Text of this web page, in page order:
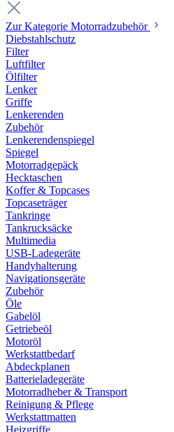
Zur Kategorie Motorradzubehör
Diebstahlschutz
Filter
Luftfilter
Ölfilter
Lenker
Griffe
Lenkerenden
Zubehör
Lenkerendenspiegel
Spiegel
Motorradgepäck
Hecktaschen
Koffer & Topcases
Topcaseträger
Tankringe
Tankrucksäcke
Multimedia
USB-Ladegeräte
Handyhalterung
Navigationsgeräte
Zubehör
Öle
Gabelöl
Getriebeöl
Motoröl
Werkstattbedarf
Abdeckplanen
Batterieladegeräte
Motorradheber & Transport
Reinigung & Pflege
Werkstattmatten